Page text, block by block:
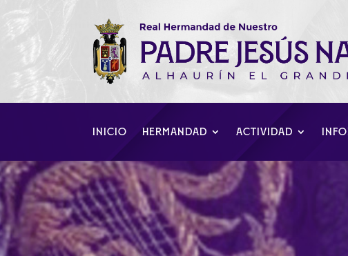
INICIO HERMANDAD ACTIVIDAD
Segunda misa de